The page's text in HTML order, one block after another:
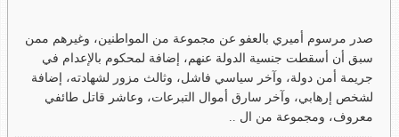
صدر مرسوم أميري بالعفو عن مجموعة من المواطنين، وغيرهم ممن
سبق أن أسقطت جنسية الدولة عنهم، إضافة لمحكوم بالإعدام في
جريمة أمن دولة، وآخر سياسي فاشل، وثالث مزور لشهادته، إضافة
لشخص إرهابي، وآخر سارق أموال التبرعات، وعاشر قاتل طائفي
معروف، ومجموعة من ال ..